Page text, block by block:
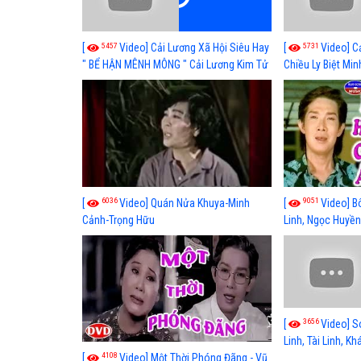
[ 5457 Video] Cải Lương Xã Hội Siêu Hay
" BỂ HẬN MÊNH MÔNG " Cải Lương Kim Tử
Long, Thanh Ngân Hay Nhất
[ 5731 Video]
Chiều Ly Biệt
lương xã hội hay
[ 6036Video] Quán Nửa Khuya-Minh
Cảnh-Trọng Hữu
[ 9051 Video]
Linh, Ngọc
[ 4108 Video] Một Thời Phóng Đãng - Vũ
[ 3656Video]
Linh, Tài Linh,